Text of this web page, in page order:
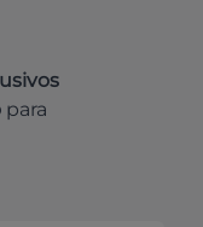
para